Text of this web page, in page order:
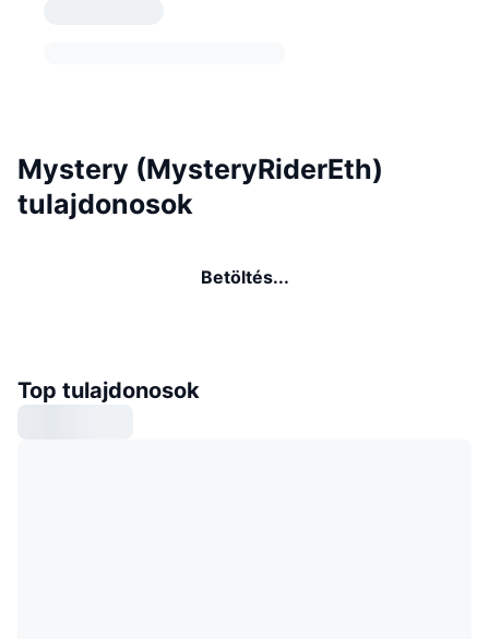
Mystery (MysteryRiderEth)
tulajdonosok
Betöltés...
Top tulajdonosok